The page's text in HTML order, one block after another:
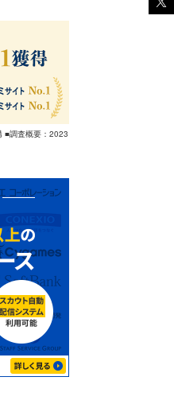
■調査概要：2023